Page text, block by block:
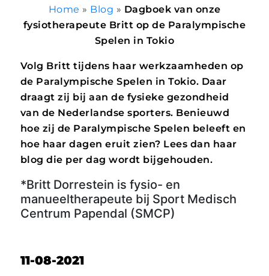
Home » Blog » Dagboek van onze
fysiotherapeute Britt op de Paralympische
Spelen in Tokio
Volg Britt tijdens haar werkzaamheden op
de Paralympische Spelen in Tokio. Daar
draagt zij bij aan de fysieke gezondheid
van de Nederlandse sporters. Benieuwd
hoe zij de Paralympische Spelen beleeft en
hoe haar dagen eruit zien? Lees dan haar
blog die per dag wordt bijgehouden.
*Britt Dorrestein is fysio- en
manueeltherapeute bij Sport Medisch
Centrum Papendal (SMCP)
11-08-2021